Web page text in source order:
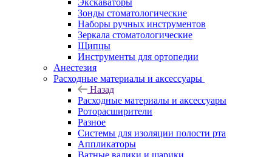
Экскаваторы
Зонды стоматологические
Наборы ручных инструментов
Зеркала стоматологические
Щипцы
Инструменты для ортопедии
Анестезия
Расходные материалы и аксессуары
Назад
Расходные материалы и аксессуары
Роторасширители
Разное
Системы для изоляции полости рта
Аппликаторы
Ватные валики и шарики